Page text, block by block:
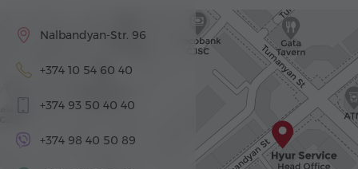
Nalbandyan-Str. 96
+374 10 54 60 40
+374 93 50 40 40
+374 98 40 50 89